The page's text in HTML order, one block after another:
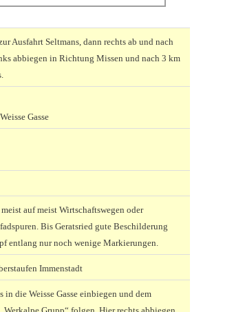
Ausfahrt Seltmans, dann rechts ab und nach
abbiegen in Richtung Missen und nach 3 km
Gasse
auf meist Wirtschaftswegen oder
Bis Geratsried gute Beschilderung
entlang nur noch wenige Markierungen.
Immenstadt
die Weisse Gasse einbiegen und dem